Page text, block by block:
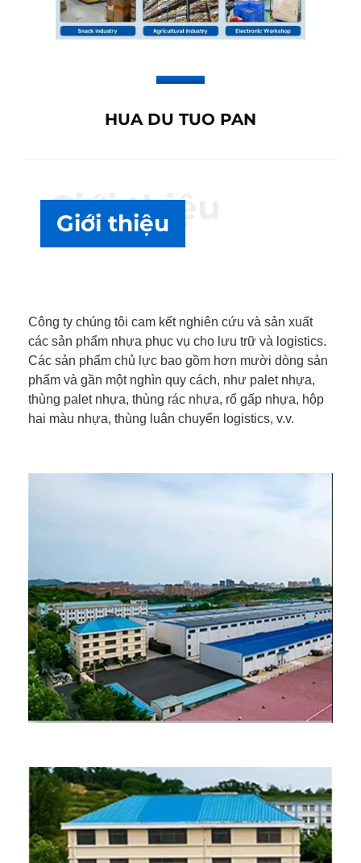
HUA DU TUO PAN
Giới thiệu
Giới thiệu
Công ty chúng tôi cam kết nghiên cứu và sản xuất
các sản phẩm nhựa phục vụ cho lưu trữ và logistics.
Các sản phẩm chủ lực bao gồm hơn mười dòng sản
phẩm và gần một nghìn quy cách, như palet nhựa,
thùng palet nhựa, thùng rác nhựa, rổ gấp nhựa, hộp
hai màu nhựa, thùng luân chuyển logistics, v.v.